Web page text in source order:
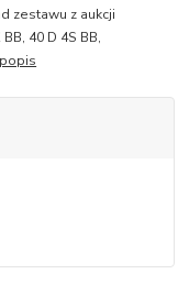
zestawu z aukcji
40 D 4S BB,